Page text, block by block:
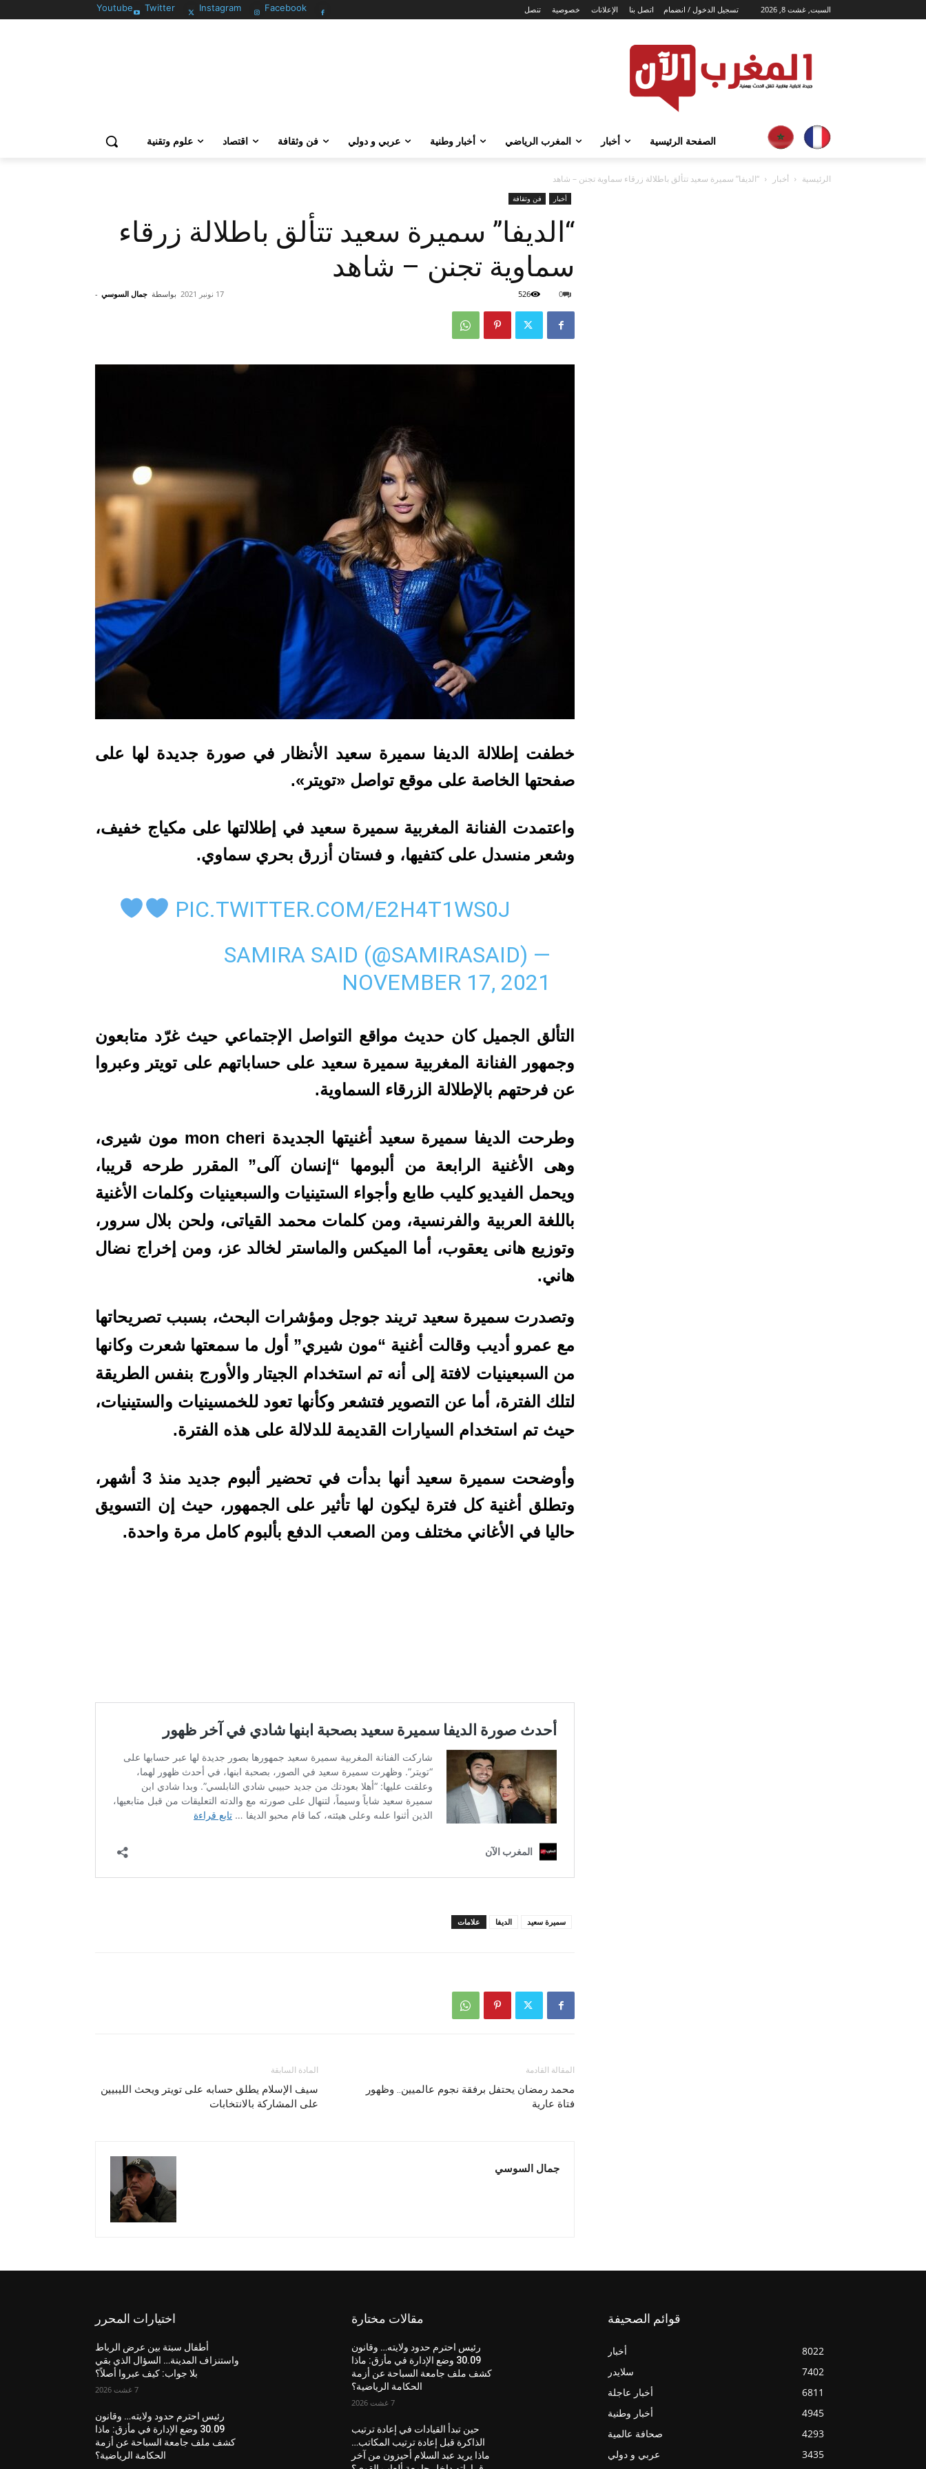
Facebook
Instagram
Twitter
Youtube السبت, غشت 8, 2026 تسجيل الدخول / انضمام تنصل خصوصية الإعلانات اتصل بنا
الصفحة الرئيسية أخبار المغرب الرياضي أخبار وطنية عربي و دولي فن وثقافة اقتصاد علوم وتقنية
الرئيسية أخبار “الديفا” سميرة سعيد تتألق باطلالة زرقاء سماوية تجنن – شاهد
أخبار فن وثقافة
“الديفا” سميرة سعيد تتألق باطلالة زرقاء
سماوية تجنن – شاهد
بواسطة جمال السوسي - 17 نونبر 2021 0
526
خطفت إطلالة الديفا سميرة سعيد الأنظار في صورة جديدة لها على
صفحتها الخاصة على موقع تواصل «تويتر».
واعتمدت الفنانة المغربية سميرة سعيد في إطلالتها على مكياج خفيف،
وشعر منسدل على كتفيها، و فستان أزرق بحري سماوي.
PIC.TWITTER.COM/E2H4T1WS0J
— SAMIRA SAID (@SAMIRASAID)
NOVEMBER 17, 2021
التألق الجميل كان حديث مواقع التواصل الإجتماعي حيث غرّد متابعون
وجمهور الفنانة المغربية سميرة سعيد على حساباتهم على تويتر وعبروا
عن فرحتهم بالإطلالة الزرقاء السماوية.
وطرحت الديفا سميرة سعيد أغنيتها الجديدة mon cheri مون شيرى،
وهى الأغنية الرابعة من ألبومها “إنسان آلى” المقرر طرحه قريبا،
ويحمل الفيديو كليب طابع وأجواء الستينيات والسبعينيات وكلمات الأغنية
باللغة العربية والفرنسية، ومن كلمات محمد القياتى، ولحن بلال سرور،
وتوزيع هانى يعقوب، أما الميكس والماستر لخالد عز، ومن إخراج نضال
هاني.
وتصدرت سميرة سعيد تريند جوجل ومؤشرات البحث، بسبب تصريحاتها
مع عمرو أديب وقالت أغنية “مون شيري” أول ما سمعتها شعرت وكانها
من السبعينيات لافتة إلى أنه تم استخدام الجيتار والأورج بنفس الطريقة
لتلك الفترة، أما عن التصوير فتشعر وكأنها تعود للخمسينيات والستينيات،
حيث تم استخدام السيارات القديمة للدلالة على هذه الفترة.
وأوضحت سميرة سعيد أنها بدأت في تحضير ألبوم جديد منذ 3 أشهر،
وتطلق أغنية كل فترة ليكون لها تأثير على الجمهور، حيث إن التسويق
حاليا في الأغاني مختلف ومن الصعب الدفع بألبوم كامل مرة واحدة.
علامات الديفا سميرة سعيد
المادة السابقة
سيف الإسلام يطلق حسابه على تويتر ويحث الليبيين
على المشاركة بالانتخابات
المقالة القادمة
محمد رمضان يحتفل برفقة نجوم عالميين.. وظهور
فتاة عارية
جمال السوسي
اختيارات المحرر
أطفال سبتة بين عرض الرباط
واستنزاف المدينة… السؤال الذي بقي
بلا جواب: كيف عبروا أصلاً؟
7 غشت 2026
رئيس احترم حدود ولايته… وقانون
30.09 وضع الإدارة في مأزق: ماذا
كشف ملف جامعة السباحة عن أزمة
الحكامة الرياضية؟
مقالات مختارة
رئيس احترم حدود ولايته… وقانون
30.09 وضع الإدارة في مأزق: ماذا
كشف ملف جامعة السباحة عن أزمة
الحكامة الرياضية؟
7 غشت 2026
حين تبدأ القيادات في إعادة ترتيب
الذاكرة قبل إعادة ترتيب المكاتب…
ماذا يريد عبد السلام أحيزون من آخر
قوائم الصحيفة
أخبار
8022
سلايدر
7402
أخبار عاجلة
6811
أخبار وطنية
4945
صحافة عالمية
4293
عربي و دولي
3435